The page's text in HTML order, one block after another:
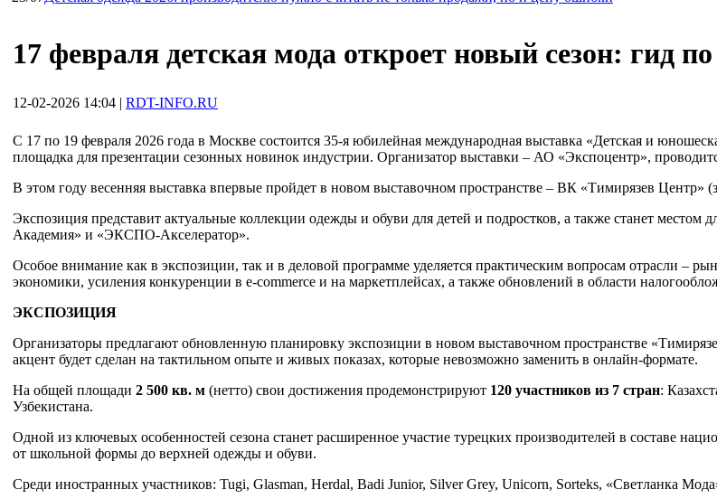
17 февраля детская мода откроет новый сезон: гид по
12-02-2026 14:04 | RDT-INFO.RU
С 17 по 19 февраля 2026 года в Москве состоится 35-я юбилейная международная выставка «Детская и
площадка для презентации сезонных новинок индустрии. Организатор выставки – АО «Экспоцентр»,
В этом году весенняя выставка впервые пройдет в новом выставочном пространстве – ВК «Тимирязев Центр»
Экспозиция представит актуальные коллекции одежды и обуви для детей и подростков, а также станет
Академия» и «ЭКСПО-Акселератор».
Особое внимание как в экспозиции, так и в деловой программе уделяется практическим вопросам отрасли –
экономики, усиления конкуренции в e-commerce и на маркетплейсах, а также обновлений в области
ЭКСПОЗИЦИЯ
Организаторы предлагают обновленную планировку экспозиции в новом выставочном пространстве
акцент будет сделан на тактильном опыте и живых показах, которые невозможно заменить в онлайн-формате.
На общей площади 2 500 кв. м (нетто) свои достижения продемонстрируют 120 участников из 7 стран:
Узбекистана.
Одной из ключевых особенностей сезона станет расширенное участие турецких производителей в составе
от школьной формы до верхней одежды и обуви.
Среди иностранных участников: Tugi, Glasman, Herdal, Badi Junior, Silver Grey, Unicorn, Sorteks, «Светланка